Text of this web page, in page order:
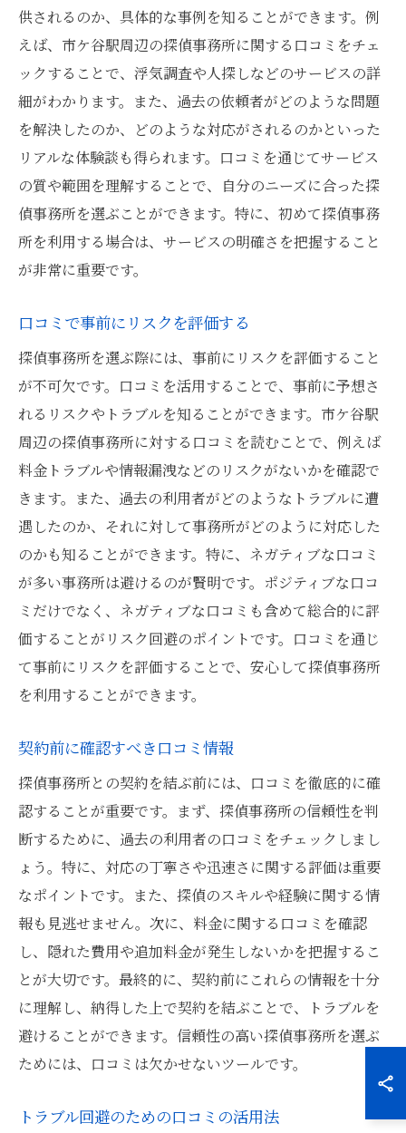
供されるのか、具体的な事例を知ることができます。例
えば、市ケ谷駅周辺の探偵事務所に関する口コミをチェ
ックすることで、浮気調査や人探しなどのサービスの詳
細がわかります。また、過去の依頼者がどのような問題
を解決したのか、どのような対応がされるのかといった
リアルな体験談も得られます。口コミを通じてサービス
の質や範囲を理解することで、自分のニーズに合った探
偵事務所を選ぶことができます。特に、初めて探偵事務
所を利用する場合は、サービスの明確さを把握すること
が非常に重要です。
口コミで事前にリスクを評価する
探偵事務所を選ぶ際には、事前にリスクを評価すること
が不可欠です。口コミを活用することで、事前に予想さ
れるリスクやトラブルを知ることができます。市ケ谷駅
周辺の探偵事務所に対する口コミを読むことで、例えば
料金トラブルや情報漏洩などのリスクがないかを確認で
きます。また、過去の利用者がどのようなトラブルに遭
遇したのか、それに対して事務所がどのように対応した
のかも知ることができます。特に、ネガティブな口コミ
が多い事務所は避けるのが賢明です。ポジティブな口コ
ミだけでなく、ネガティブな口コミも含めて総合的に評
価することがリスク回避のポイントです。口コミを通じ
て事前にリスクを評価することで、安心して探偵事務所
を利用することができます。
契約前に確認すべき口コミ情報
探偵事務所との契約を結ぶ前には、口コミを徹底的に確
認することが重要です。まず、探偵事務所の信頼性を判
断するために、過去の利用者の口コミをチェックしまし
ょう。特に、対応の丁寧さや迅速さに関する評価は重要
なポイントです。また、探偵のスキルや経験に関する情
報も見逃せません。次に、料金に関する口コミを確認
し、隠れた費用や追加料金が発生しないかを把握するこ
とが大切です。最終的に、契約前にこれらの情報を十分
に理解し、納得した上で契約を結ぶことで、トラブルを
避けることができます。信頼性の高い探偵事務所を選ぶ
ためには、口コミは欠かせないツールです。
トラブル回避のための口コミの活用法